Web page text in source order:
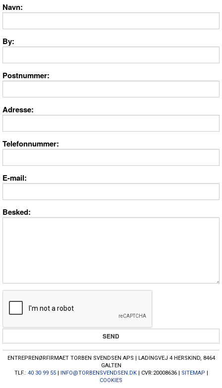
Navn
By
Postnummer
Adresse
Telefonnummer
E-mail
Besked
ENTREPRENØRFIRMAET TORBEN SVENDSEN APS | LADINGVEJ 4 HERSKIND, 8464
GALTEN
TLF.: 40 30 99 55| INFO@TORBENSVENDSEN.DK| CVR:20008636 | SITEMAP |
COOKIES